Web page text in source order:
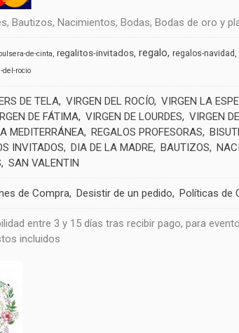
Nacimientos, Bodas, Bodas de oro y
de-cinta regalitos-invitados regalo regalos-navidad
del-rocio
DE TELA VIRGEN DEL ROCÍO VIRGEN LA
DE FÁTIMA VIRGEN DE LOURDES VIRGEN
MEDITERRÁNEA REGALOS PROFESORAS
INVITADOS DIA DE LA MADRE BAUTIZOS
SAN VALENTIN
de Compra Desistir de un pedido Políticas de
entre 3 y 15 días tras recibir pago, para
incluidos